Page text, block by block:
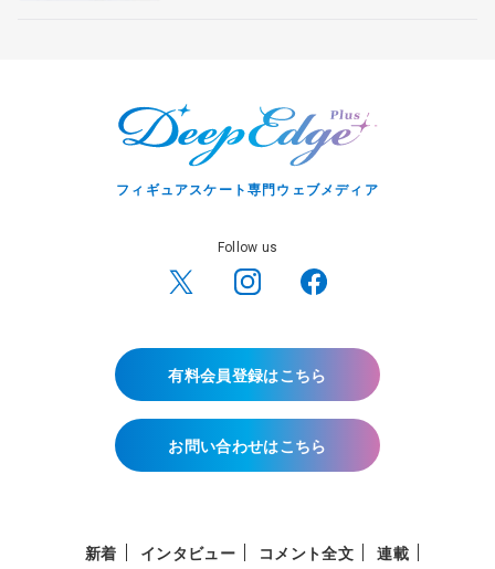
フィギュアスケート専門ウェブメディア
Follow us
有料会員登録はこちら
お問い合わせはこちら
新着 インタビュー コメント全文
連載